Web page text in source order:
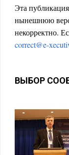
Эта
нынешнюю
некорректно.
correct@e-
ВЫБОР